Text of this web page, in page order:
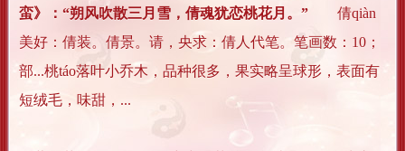
蛮》：“朔风吹散三月雪，倩魂犹恋桃花月。” 倩qiàn
美好：倩装。倩景。请，央求：倩人代笔。笔画数：10；
部...桃táo落叶小乔木，品种很多，果实略呈球形，表面有
短绒毛，味甜，...